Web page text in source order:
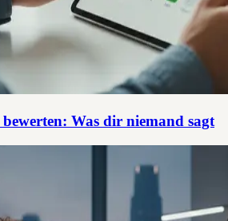
Was dir niemand sagt